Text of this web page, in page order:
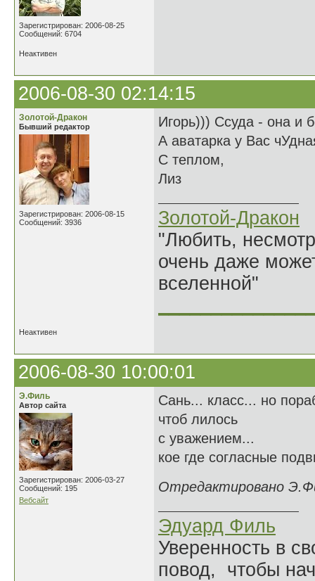
Зарегистрирован: 2006-08-25
Сообщений: 6704
Неактивен
2006-08-30 02:14:15
Золотой-Дракон
Бывший редактор
Зарегистрирован: 2006-08-15
Сообщений: 3936
Игорь))) Ссуда - она и
А аватарка у Вас
С теплом,
Лиз
Золотой-Дракон
"Любить,
очень даже
вселенной"
Неактивен
2006-08-30 10:00:01
Э.Филь
Автор сайта
Зарегистрирован: 2006-03-27
Сообщений: 195
Вебсайт
Сань... класс... но
чтоб лилось
с уважением...
кое где согласные
Отредактировано
Эдуард Филь
Уверенность в
повод, чтобы